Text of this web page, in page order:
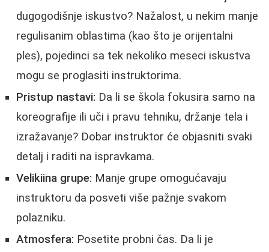
dugogodišnje iskustvo? Nažalost, u nekim manje
regulisanim oblastima (kao što je orijentalni
ples), pojedinci sa tek nekoliko meseci iskustva
mogu se proglasiti instruktorima.
Pristup nastavi: Da li se škola fokusira samo na
koreografije ili uči i pravu tehniku, držanje tela i
izražavanje? Dobar instruktor će objasniti svaki
detalj i raditi na ispravkama.
Velikiina grupe: Manje grupe omogućavaju
instruktoru da posveti više pažnje svakom
polazniku.
Atmosfera: Posetite probni čas. Da li je